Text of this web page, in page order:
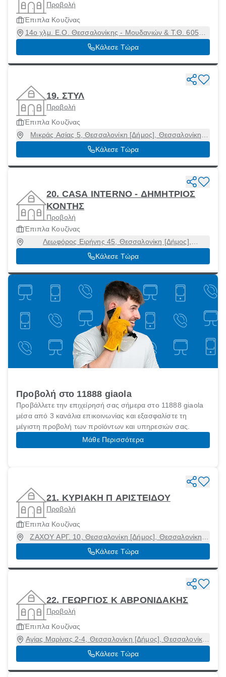
Προβολή
Έπιπλα Κουζίνας
14ο χλμ. Ε.Ο. Θεσσαλονίκης - Μουδανιών & Τ.Θ. 60545,
Θεσσαλονίκη [Δήμος], Θεσσαλονίκη, 57001
Κάλεσε Τώρα
19. ΣΤΥΛ
Προβολή
Έπιπλα Κουζίνας
Μικράς Ασίας 5, Θεσσαλονίκη [Δήμος], Θεσσαλονίκη,
54454
Κάλεσε Τώρα
20. CASA INTERNO - ΔΗΜΗΤΡΙΟΣ
ΚΟΝΤΗΣ
Προβολή
Έπιπλα Κουζίνας
Λεωφόρος Ειρήνης 45, Θεσσαλονίκη [Δήμος],
Θεσσαλονίκη, 18863
Κάλεσε Τώρα
Προβολή στο 11888 giaola
Προβάλλετε την επιχείρησή σας σήμερα στο 11888 giaola
μέσα από 3 κανάλια επικοινωνίας και εξασφαλίστε τη
μέγιστη προβολή των προϊόντων και υπηρεσιών σας.
Μάθε Περισσότερα
21. ΚΥΡΙΑΚΗ Π ΑΡΙΣΤΕΙΔΟΥ
Προβολή
Έπιπλα Κουζίνας
ΖΑΧΟΥ ΑΡΓ. 10, Θεσσαλονίκη [Δήμος], Θεσσαλονίκη,
54454
Κάλεσε Τώρα
22. ΓΕΩΡΓΙΟΣ Κ ΑΒΡΟΝΙΔΑΚΗΣ
Προβολή
Έπιπλα Κουζίνας
Αγίας Μαρίνας 2-4, Θεσσαλονίκη [Δήμος], Θεσσαλονίκη,
54453
Κάλεσε Τώρα